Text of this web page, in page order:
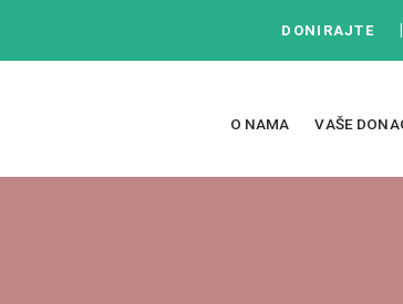
DONIRAJTE
O NAMA VAŠE